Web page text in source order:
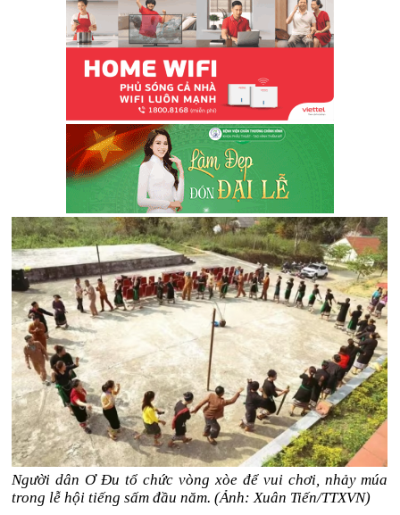
Người dân Ơ Đu tổ chức vòng xòe để vui chơi, nhảy múa
trong lễ hội tiếng sấm đầu năm. (Ảnh: Xuân Tiến/TTXVN)